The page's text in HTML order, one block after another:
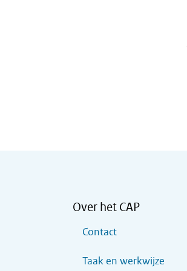
Over het CAP
Contact
Taak en werkwijze